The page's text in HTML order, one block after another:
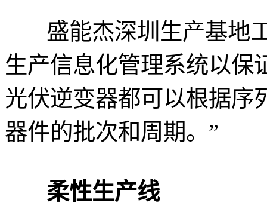
盛能杰深圳生产基地
生产信息化管理系统以保
光伏逆变器都可以根据序
器件的批次和周期。”
柔性生产线